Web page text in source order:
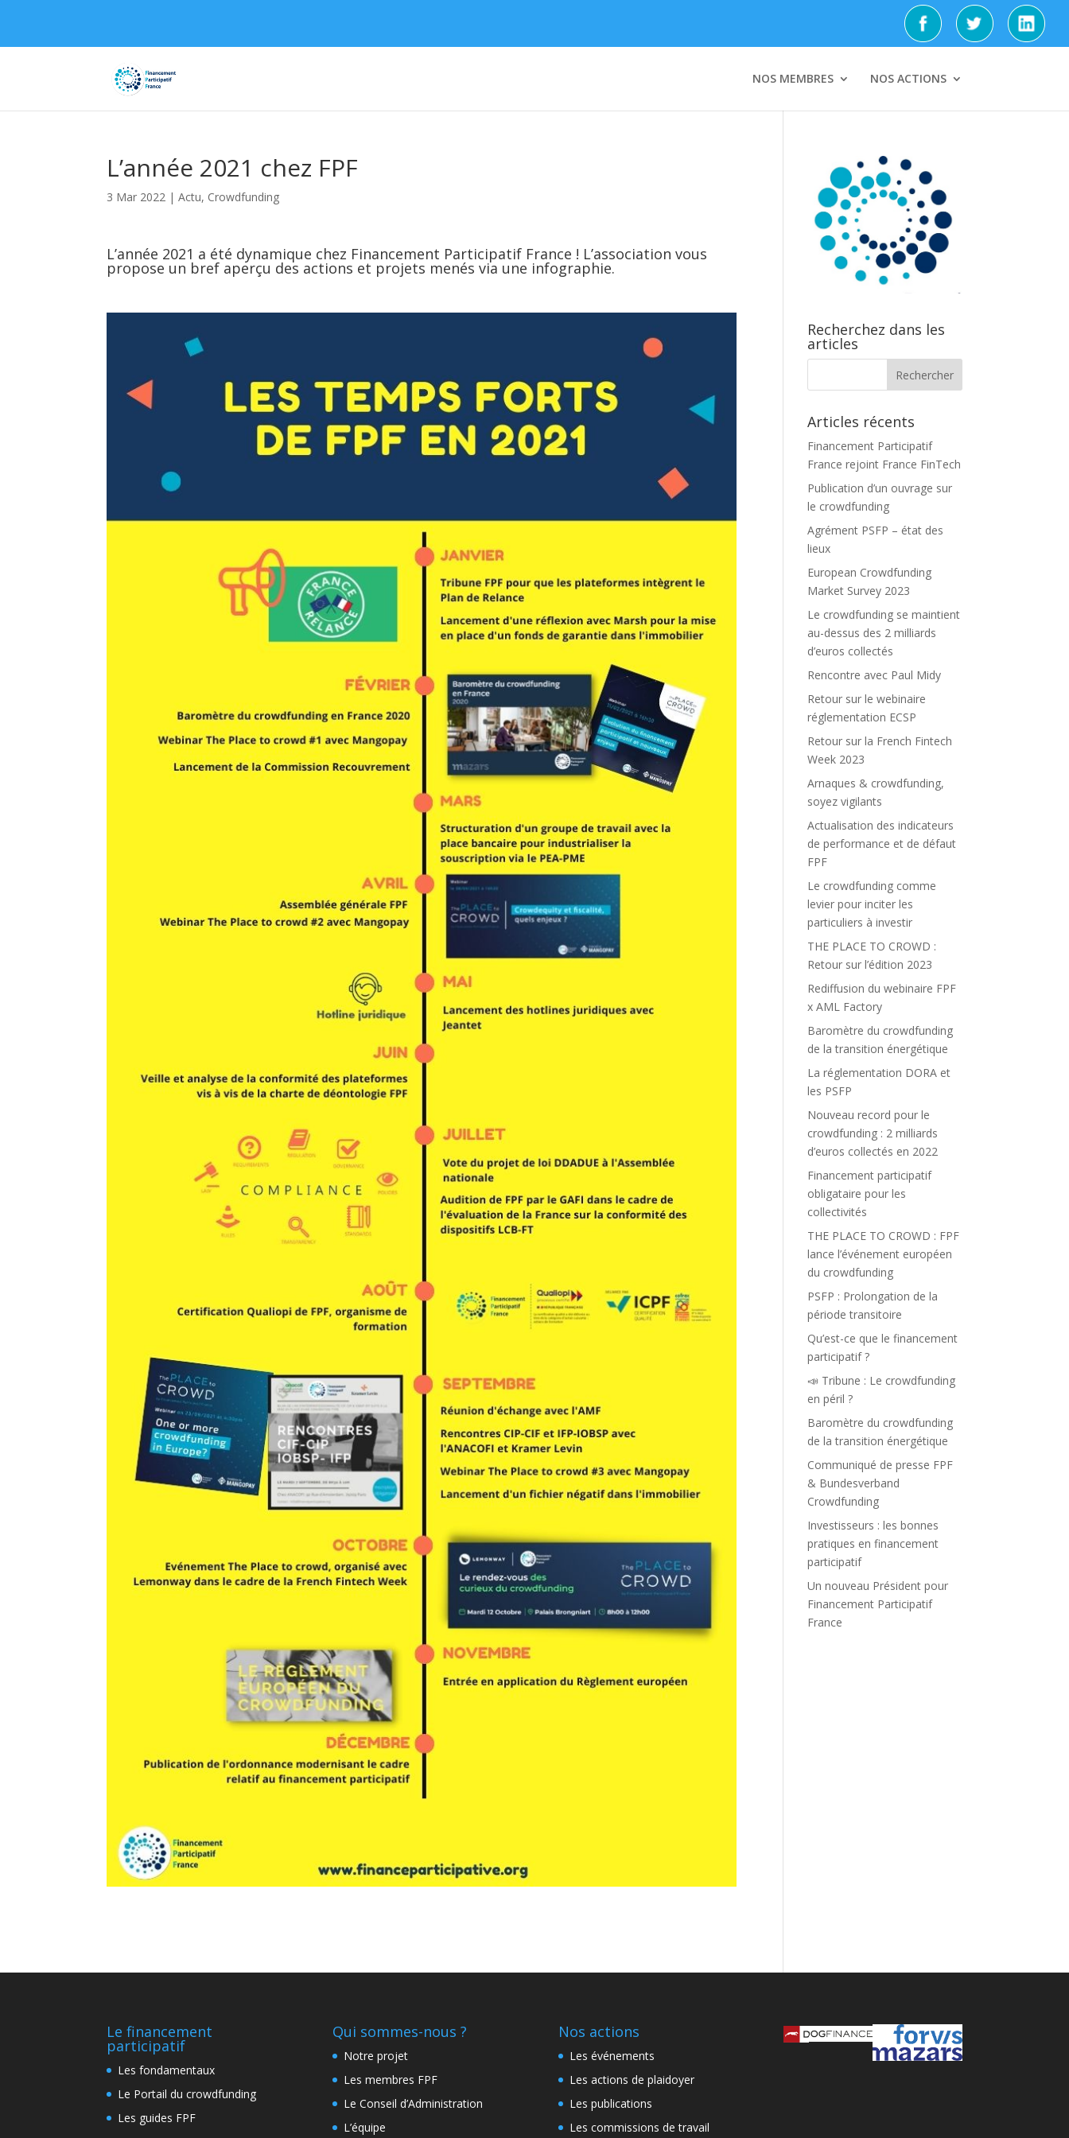
NOS MEMBRES NOS ACTIONS
L’année 2021 chez FPF
3 Mar 2022 |Actu, Crowdfunding
L’année 2021 a été dynamique chez Financement Participatif France ! L’association vous
propose un bref aperçu des actions et projets menés via une infographie.
Recherchez dans les
articles
Articles récents
Financement Participatif
France rejoint France FinTech
Publication d’un ouvrage sur
le crowdfunding
Agrément PSFP – état des
lieux
European Crowdfunding
Market Survey 2023
Le crowdfunding se maintient
au-dessus des 2 milliards
d’euros collectés
Rencontre avec Paul Midy
Retour sur le webinaire
réglementation ECSP
Retour sur la French Fintech
Week 2023
Arnaques & crowdfunding,
soyez vigilants
Actualisation des indicateurs
de performance et de défaut
FPF
Le crowdfunding comme
levier pour inciter les
particuliers à investir
THE PLACE TO CROWD :
Retour sur l’édition 2023
Rediffusion du webinaire FPF
x AML Factory
Baromètre du crowdfunding
de la transition énergétique
La réglementation DORA et
les PSFP
Nouveau record pour le
crowdfunding : 2 milliards
d’euros collectés en 2022
Financement participatif
obligataire pour les
collectivités
THE PLACE TO CROWD : FPF
lance l’événement européen
du crowdfunding
PSFP : Prolongation de la
période transitoire
Qu’est-ce que le financement
participatif ?
📣 Tribune : Le crowdfunding
en péril ?
Baromètre du crowdfunding
de la transition énergétique
Communiqué de presse FPF
& Bundesverband
Crowdfunding
Investisseurs : les bonnes
pratiques en financement
participatif
Un nouveau Président pour
Financement Participatif
France
Le financement
participatif
Les fondamentaux
Le Portail du crowdfunding
Les guides FPF
Qui sommes-nous ?
Notre projet
Les membres FPF
Le Conseil d’Administration
L’équipe
Nos actions
Les événements
Les actions de plaidoyer
Les publications
Les commissions de travail